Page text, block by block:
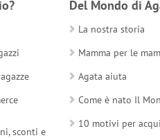
sconti e
Del Mondo di
La nostra storia
Mamma per le
Agata aiuta
Come è nato Il
10 motivi per